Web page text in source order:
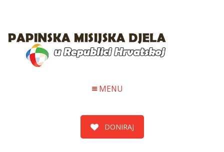
MENU
DONIRAJ